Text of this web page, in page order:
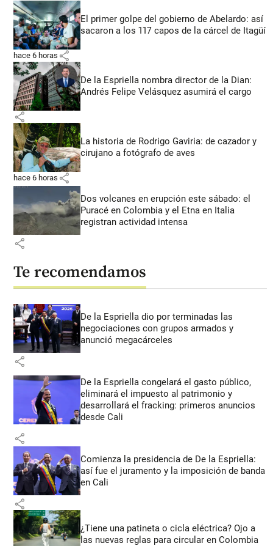
El primer golpe del gobierno de Abelardo: así
sacaron a los 117 capos de la cárcel de Itagüí
hace 6 horas share
De la Espriella nombra director de la Dian:
Andrés Felipe Velásquez asumirá el cargo
share
La historia de Rodrigo Gaviria: de cazador y
cirujano a fotógrafo de aves
hace 6 horas share
Dos volcanes en erupción este sábado: el
Puracé en Colombia y el Etna en Italia
registran actividad intensa
share
Te recomendamos
De la Espriella dio por terminadas las
negociaciones con grupos armados y
anunció megacárceles
share
De la Espriella congelará el gasto público,
eliminará el impuesto al patrimonio y
desarrollará el fracking: primeros anuncios
desde Cali
share
Comienza la presidencia de De la Espriella:
así fue el juramento y la imposición de banda
en Cali
share
¿Tiene una patineta o cicla eléctrica? Ojo a
las nuevas reglas para circular en Colombia